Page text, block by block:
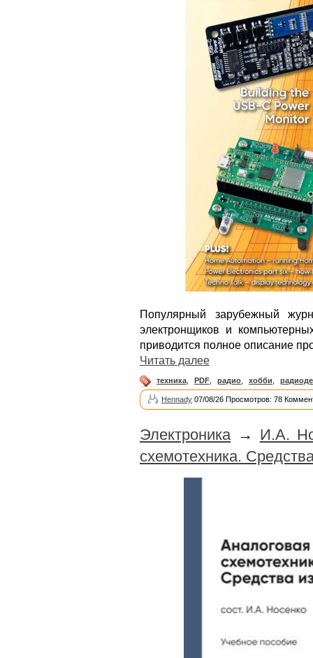
Популярный зарубежный
электронщиков и
приводится полное описание
Читать далее
техника PDF радио хобби
Hennady 07/08/26 Просмотров: 78
Электроника→ И.А.
схемотехника.